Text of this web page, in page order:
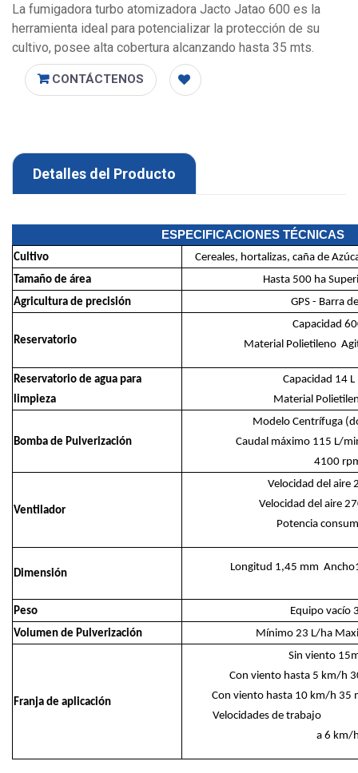
La fumigadora turbo atomizadora Jacto Jatao 600 es la
herramienta ideal para potencializar la protección de su
cultivo, posee alta cobertura alcanzando hasta 35 mts.
CONTÁCTENOS
Detalles del Producto
ESPECIFICACIONES TÉCNICAS
Cultivo
Cereales, hortalizas, caña de
Tamaño de área
Hasta 500 ha
Agricultura de precisión
GPS - Barra
Reservatorio
Material Polietileno
Reservatorio de agua para
limpieza
Material
Bomba de Pulverización
Modelo
Caudal máximo
4100
Ventilador
Velocidad del
Velocidad del
Potencia
Dimensión
Longitud 1,45 mm
Peso
Equipo vacío
Volumen de Pulverización
Mínimo 23 L/ha
Franja de aplicación
Sin
Con viento
Con viento
Velocidades de
a 6 km/